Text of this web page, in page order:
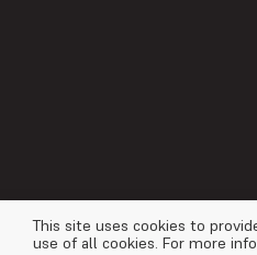
This site uses cookies to
use of all cookies. For more